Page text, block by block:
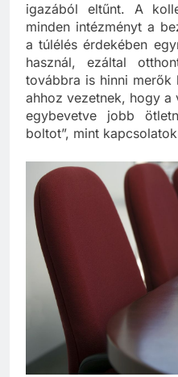
a kapcsolatok és a
igazából eltűnt. A
minden intézményt a
a túlélés érdekében
használ, ezáltal
továbbra is hinni merők
ahhoz vezetnek, hogy a
egybevetve jobb